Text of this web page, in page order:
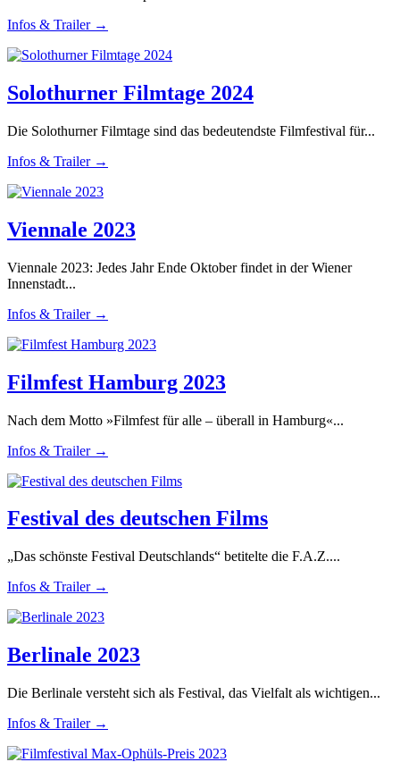
Infos & Trailer →
Solothurner Filmtage 2024
Die Solothurner Filmtage sind das bedeutendste Filmfestival für...
Infos & Trailer →
Viennale 2023
Viennale 2023: Jedes Jahr Ende Oktober findet in der Wiener
Innenstadt...
Infos & Trailer →
Filmfest Hamburg 2023
Nach dem Motto »Filmfest für alle – überall in Hamburg«...
Infos & Trailer →
Festival des deutschen Films
„Das schönste Festival Deutschlands“ betitelte die F.A.Z....
Infos & Trailer →
Berlinale 2023
Die Berlinale versteht sich als Festival, das Vielfalt als wichtigen...
Infos & Trailer →